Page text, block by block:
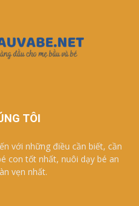
TÔI
với những điều cần biết, cần
con tốt nhất, nuôi dạy bé an
vẹn nhất.